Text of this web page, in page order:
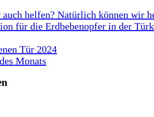
helfen? Natürlich können wir
für die Erdbebenopfer in der
Tür 2024
Monats